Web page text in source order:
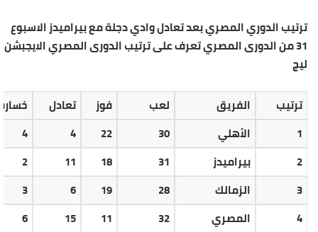
ترتيب الدوري المصري بعد تعادل وادي دجلة مع بيراميدز الاسبوع
31 من الدورى المصري تعرف على ترتيب الدورى المصري الايجبشن
ليج
ترتيب
الفريق لعب فوز تعادل
1
الأهلي 30
22
4
4
2
بيراميدز 31
18
11
2
3
الزمالك 28
19
6
3
4
المصري 32
11
15
6